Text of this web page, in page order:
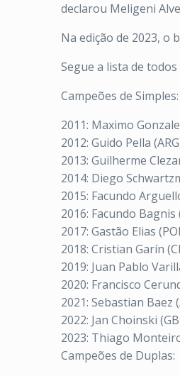
declarou Meligeni
Na edição de 2023,
Segue a lista de
Campeões de Simples:
2011: Maximo
2012: Guido Pella
2013: Guilherme
2014: Diego
2015: Facundo
2016: Facundo Bagnis
2017: Gastão Elias
2018: Cristian Garín
2019: Juan Pablo
2020: Francisco
2021: Sebastian Baez
2022: Jan Choinski
2023: Thiago
Campeões de Duplas: